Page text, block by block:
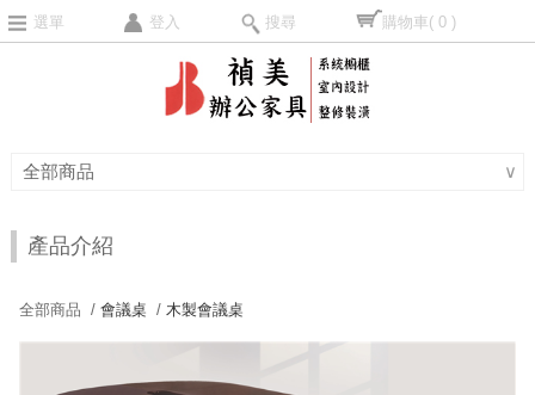
選單 登入 搜尋 購物車( 0 )
全部商品 ∨
產品介紹
全部商品 /會議桌 / 木製會議桌